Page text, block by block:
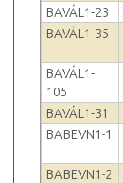
BAVÁL1-23
BAVÁL1-35
BAVÁL1-
105
BAVÁL1-31
BABEVN1-1
BABEVN1-2